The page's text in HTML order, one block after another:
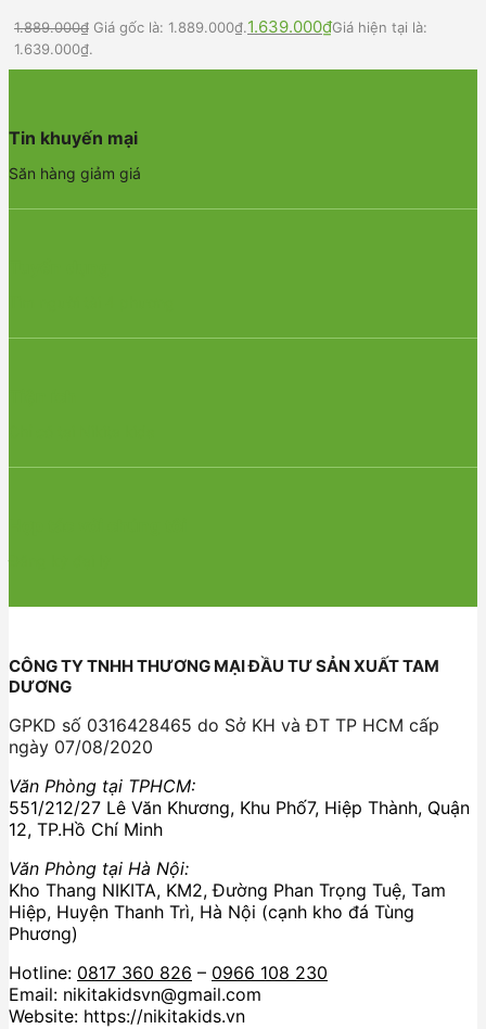
1.889.000₫ Giá gốc là: 1.889.000₫.1.639.000₫Giá hiện tại là:
1.639.000₫.
Tin khuyến mại
Săn hàng giảm giá
CÔNG TY TNHH THƯƠNG MẠI ĐẦU TƯ SẢN XUẤT TAM
DƯƠNG
GPKD số 0316428465 do Sở KH và ĐT TP HCM cấp
ngày 07/08/2020
Văn Phòng tại TPHCM:
551/212/27 Lê Văn Khương, Khu Phố7, Hiệp Thành, Quận
12, TP.Hồ Chí Minh
Văn Phòng tại Hà Nội:
Kho Thang NIKITA, KM2, Đường Phan Trọng Tuệ, Tam
Hiệp, Huyện Thanh Trì, Hà Nội (cạnh kho đá Tùng
Phương)
Hotline: 0817 360 826 – 0966 108 230
Email: nikitakidsvn@gmail.com
Website: https://nikitakids.vn